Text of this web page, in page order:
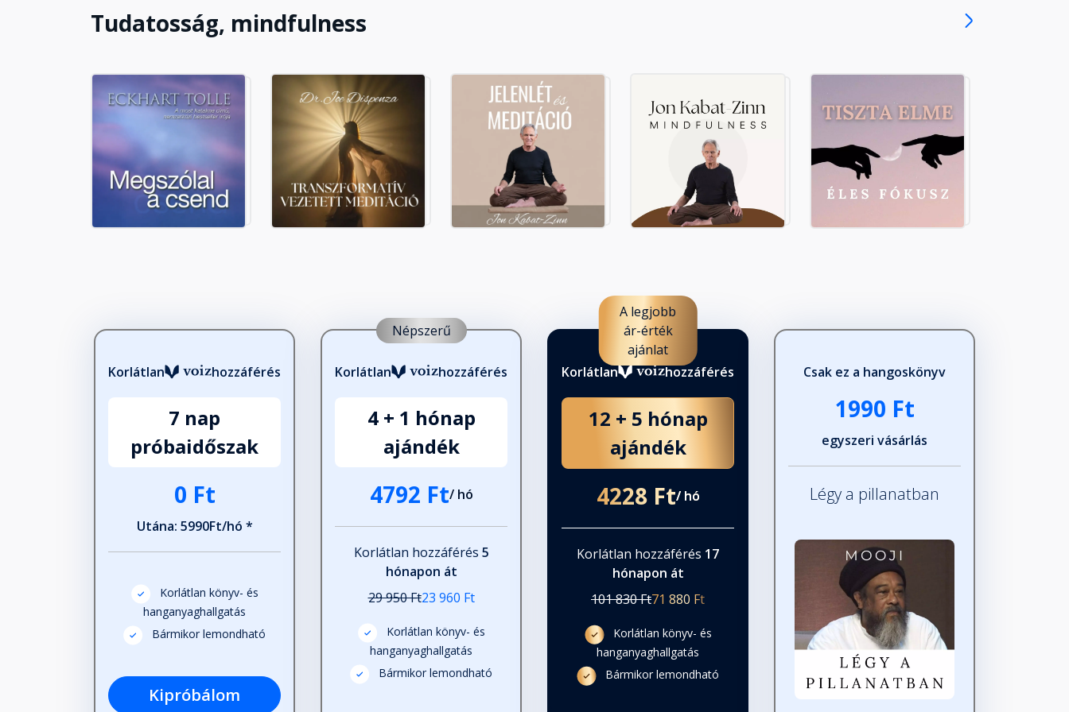
Tudatosság, mindfulness
Korlátlan hozzáférés
7 nap
próbaidőszak
0 Ft
Utána: 5990Ft/hó *
Korlátlan könyv- és
hanganyaghallgatás
Bármikor lemondható
Kipróbálom
Népszerű
Korlátlan hozzáférés
4 + 1 hónap
ajándék
4792 Ft/ hó
Korlátlan hozzáférés 5
hónapon át
29 950 Ft23 960 Ft
Korlátlan könyv- és
hanganyaghallgatás
Bármikor lemondható
A legjobb
ár-érték
ajánlat
Korlátlan
hozzáférés
12 + 5 hónap
ajándék
4228 Ft/ hó
Korlátlan hozzáférés 17
hónapon át
101 830 Ft71 880 Ft
Korlátlan könyv- és
hanganyaghallgatás
Bármikor lemondható
Csak ez a hangoskönyv
1990 Ft
egyszeri vásárlás
Légy a pillanatban